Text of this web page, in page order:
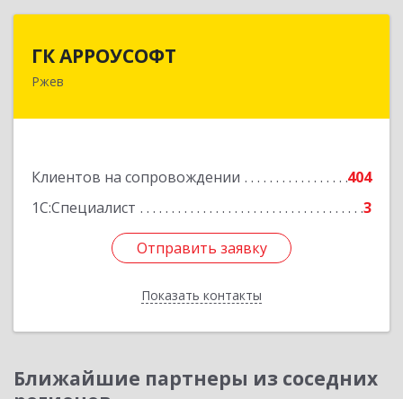
ГК АРРОУСОФТ
Ржев
Клиентов на сопровождении
404
1С:Специалист
3
Отправить заявку
Показать контакты
172381, Тверская обл, м.о. Ржевский, Ржев г,
Отправить заявку
Назад
Ближайшие партнеры из соседних